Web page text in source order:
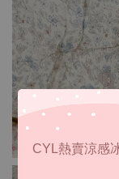
CYL熱賣涼感